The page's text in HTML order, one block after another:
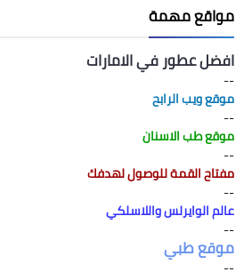
مواقع مهمة
افضل عطور في الامارات
--
موقع ويب الرابح
--
موقع طب الاسنان
--
مفتاح القمة للوصول لهدفك
--
عالم الوايرلس واللاسلكي
--
موقع طبي
--